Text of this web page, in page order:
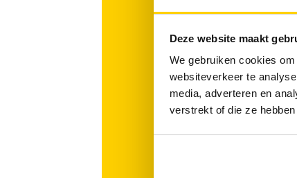
Deze website maakt
We gebruiken cookies
websiteverkeer te
media, adverteren en
verstrekt of die ze
Deerlijk
Roterijstraat 24
8540 Deerlijk
tel.:+32(0)56 71 39